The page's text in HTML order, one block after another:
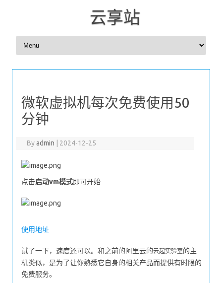
云享站
Skip to content
微软虚拟机每次免费使用50
分钟
Byadmin 2024-12-25
点击启动vm模式即可开始
使用地址
试了一下，速度还可以。和之前的阿里云的云起实验室的主
机类似，是为了让你熟悉它自身的相关产品而提供有时限的
免费服务。